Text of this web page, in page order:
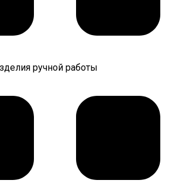
ручной работы